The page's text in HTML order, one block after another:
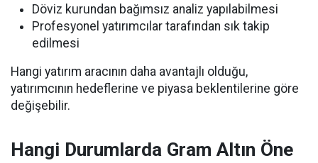
Döviz kurundan bağımsız analiz yapılabilmesi
Profesyonel yatırımcılar tarafından sık takip
edilmesi
Hangi yatırım aracının daha avantajlı olduğu,
yatırımcının hedeflerine ve piyasa beklentilerine göre
değişebilir.
Hangi Durumlarda Gram Altın Öne